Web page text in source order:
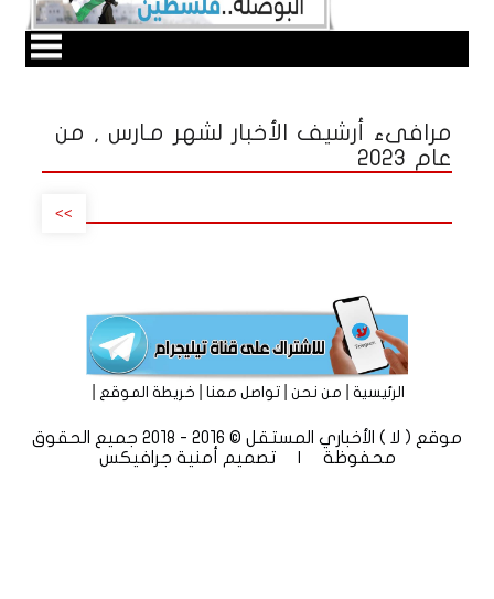
مرافىء أرشيف الأخبار لشهر مـارس , من
عام 2023
>>
الرئيسية|من نحن|تواصل معنا|خريطة الموقع
موقع ( لا ) الأخباري المستقل © 2016 - 2018 جميع الحقوق
محفوظة | تصميم
أمنية جرافيكس